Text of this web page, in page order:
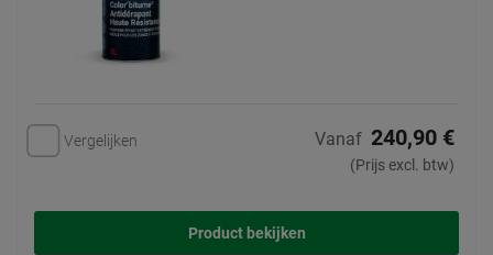
Vergelijken Vanaf 240,90 €
(Prijs excl. btw)
Product bekijken